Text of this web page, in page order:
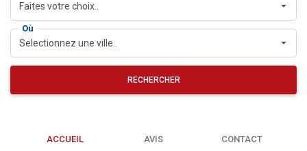
Faites votre choix..
Où
Selectionnez une ville..
RECHERCHER
ACCUEIL AVIS CONTACT